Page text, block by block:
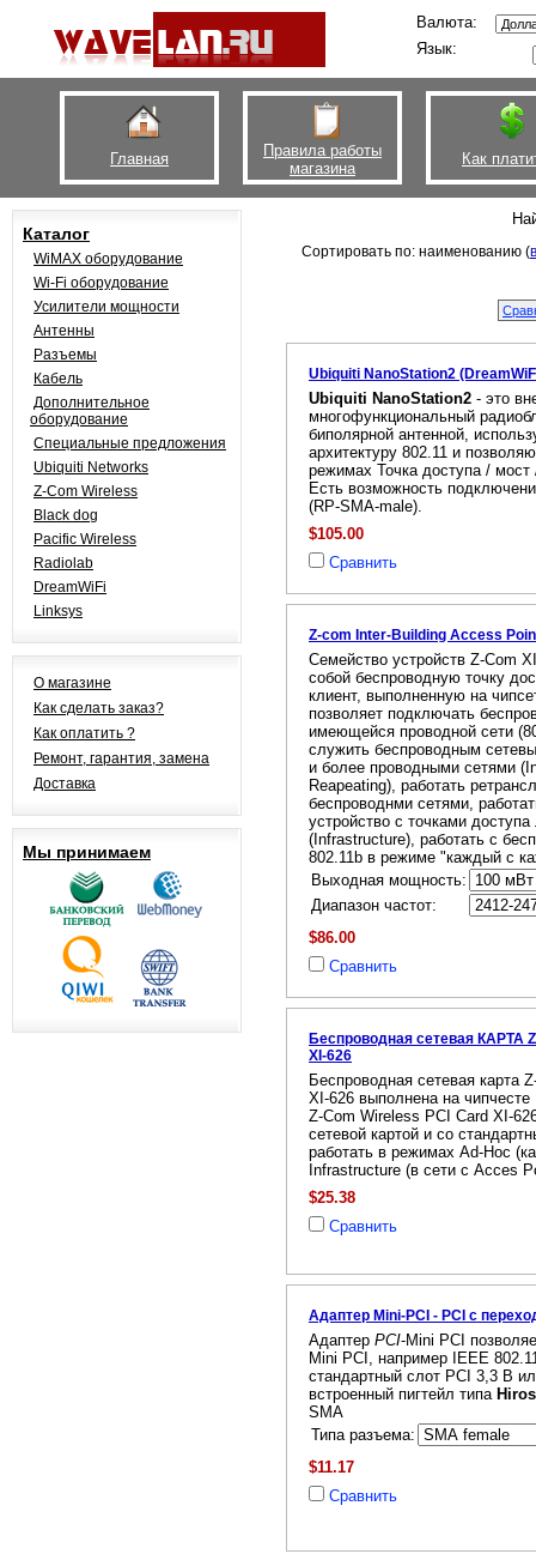
Валюта:
Язык:
Главная
Правила работы
магазина
Как
Каталог
WiMAX оборудование
Wi-Fi оборудование
Усилители мощности
Антенны
Разъемы
Кабель
Дополнительное
оборудование
Специальные предложения
Ubiquiti Networks
Z-Com Wireless
Black dog
Pacific Wireless
Radiolab
DreamWiFi
Linksys
О магазине
Как сделать заказ?
Как оплатить ?
Ремонт, гарантия, замена
Доставка
Мы принимаем
Сортировать по: наименованию (
Ubiquiti NanoStation2
Ubiquiti NanoStation2 - это
многофункциональный
биполярной антенной,
архитектуру 802.11 и
режимах Точка доступа / мост
Есть возможность
(RP-SMA-male).
$105.00
Сравнить
Z-com Inter-Building Access
Cемейство устройств Z-Com
собой беспроводную точку
клиент, выполненную на
позволяет подключать
имеющейся проводной сети
служить беспроводным
и более проводными сетями
Reapeating), работать
беспроводнми сетями,
устройство с точками
(Infrastructure), работать с
802.11b в режиме "каждый с
Выходная мощность:
Диапазон частот:
$86.00
Сравнить
Беспроводная сетевая КАРТА
XI-626
Беспроводная сетевая карта
XI-626 выполнена на
Z-Com Wireless PCI Card XI-
сетевой картой и со
работать в режимах Ad-Hoc
Infrastructure (в сети с Acces
$25.38
Сравнить
Адаптер Mini-PCI - PCI с
Адаптер PCI-Mini PCI
Mini PCI, например IEEE
стандартный слот PCI 3,3 В
встроенный пигтейл типа
SMA
Типа разъема:
$11.17
Сравнить